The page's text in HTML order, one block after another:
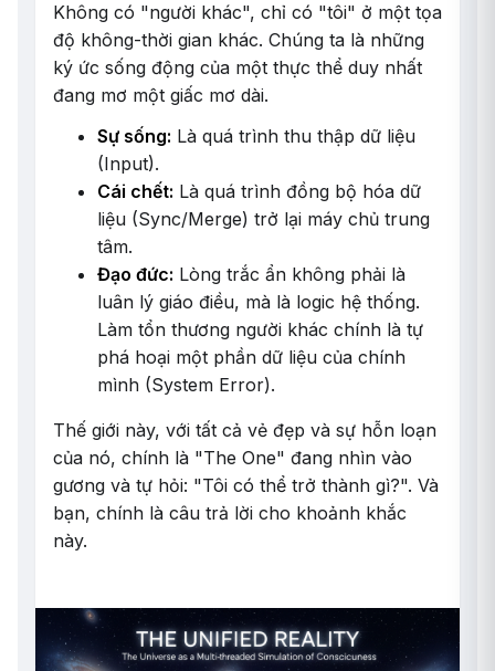
Không có "người khác", chỉ có "tôi" ở một tọa
độ không-thời gian khác. Chúng ta là những
ký ức sống động của một thực thể duy nhất
đang mơ một giấc mơ dài.
Sự sống: Là quá trình thu thập dữ liệu
(Input).
Cái chết: Là quá trình đồng bộ hóa dữ
liệu (Sync/Merge) trở lại máy chủ trung
tâm.
Đạo đức: Lòng trắc ẩn không phải là
luân lý giáo điều, mà là logic hệ thống.
Làm tổn thương người khác chính là tự
phá hoại một phần dữ liệu của chính
mình (System Error).
Thế giới này, với tất cả vẻ đẹp và sự hỗn loạn
của nó, chính là "The One" đang nhìn vào
gương và tự hỏi: "Tôi có thể trở thành gì?". Và
bạn, chính là câu trả lời cho khoảnh khắc
này.